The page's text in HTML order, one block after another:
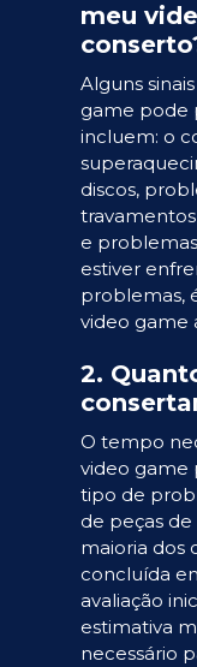
meu
Alguns
game pode
incluem: o
discos,
e
estiver
problemas,
video game
2.
O tempo
video game
tipo de
de peças de
maioria dos
concluída
avaliação
estimativa
necessário